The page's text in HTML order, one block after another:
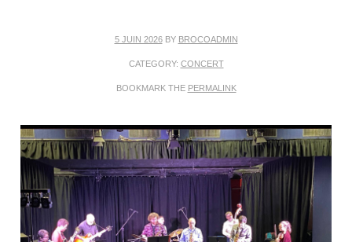
5 JUIN 2026BY BROCOADMIN
CATEGORY: CONCERT
BOOKMARK THE PERMALINK